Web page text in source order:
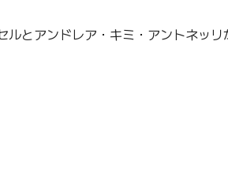
とアンドレア・キミ・アントネッ